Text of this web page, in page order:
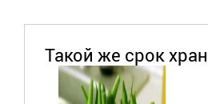
Такой же срок